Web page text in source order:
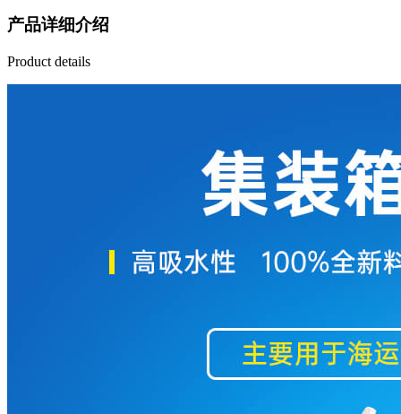
产品详细介绍
Product details